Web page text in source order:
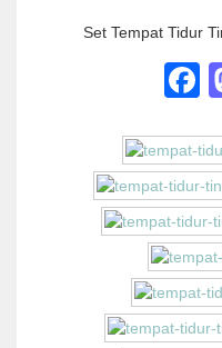
Set Tempat Tidur